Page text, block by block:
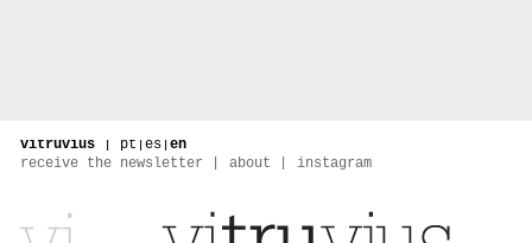
vitruvius | pt | es | en
receive the newsletter
about instagram